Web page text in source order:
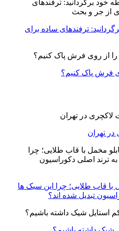
ترفندهای ساده برای
فرش پاک کنیم؟
تهران
با قاب طلایی؛ چرا این سبک ها
تبدیل شده اند؟